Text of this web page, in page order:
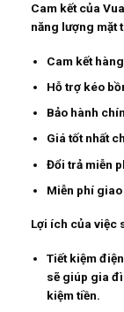
Cam kết của
năng lượng mặt
Cam kết
Hỗ trợ kéo
Bảo hành
Giá tốt nhất
Đổi trả miễn
Miễn phí
Lợi ích của việc
Tiết kiệm
sẽ giúp gia
kiệm tiền.